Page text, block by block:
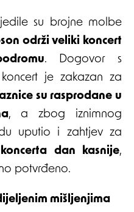
su brojne molbe
održi veliki koncert
. Dogovor s
je zakazan za
su rasprodane u
, a zbog iznimnog
uputio i zahtjev za
dan kasnije,
potvrđeno.
mišljenjima